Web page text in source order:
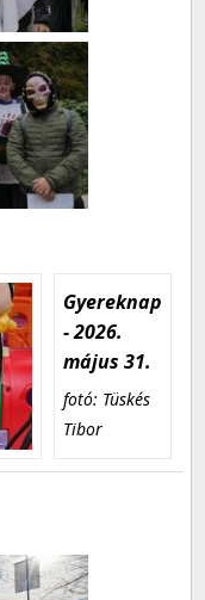
Gyereknap
- 2026.
május 31.
fotó: Tüskés
Tibor